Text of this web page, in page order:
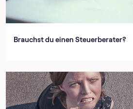
Brauchst du einen Steuerberater?